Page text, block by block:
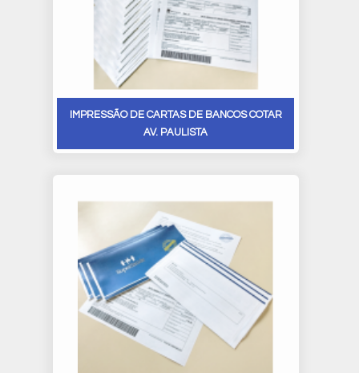
IMPRESSÃO DE CARTAS DE BANCOS COTAR
AV. PAULISTA